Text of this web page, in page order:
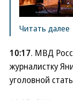
Читать далее
10:17. МВД
журналистку
уголовной